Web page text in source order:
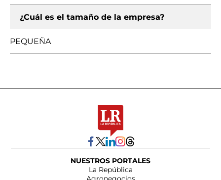
¿Cuál es el tamaño de la empresa?
PEQUEÑA
NUESTROS PORTALES
La República